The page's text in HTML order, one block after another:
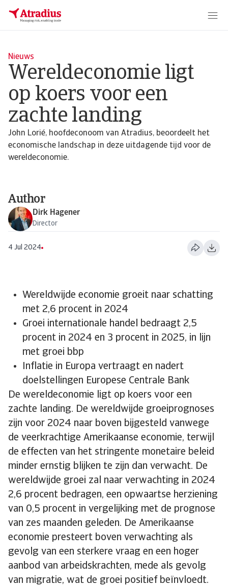
Nieuws
Wereldeconomie ligt
op koers voor een
zachte landing
John Lorié, hoofdeconoom van Atradius, beoordeelt het
economische landschap in deze uitdagende tijd voor de
wereldeconomie.
Author
Dirk Hagener
Director
4 Jul 2024
Wereldwijde economie groeit naar schatting
met 2,6 procent in 2024
Groei internationale handel bedraagt 2,5
procent in 2024 en 3 procent in 2025, in lijn
met groei bbp
Inflatie in Europa vertraagt en nadert
doelstellingen Europese Centrale Bank
De wereldeconomie ligt op koers voor een
zachte landing. De wereldwijde groeiprognoses
zijn voor 2024 naar boven bijgesteld vanwege
de veerkrachtige Amerikaanse economie, terwijl
de effecten van het stringente monetaire beleid
minder ernstig blijken te zijn dan verwacht. De
wereldwijde groei zal naar verwachting in 2024
2,6 procent bedragen, een opwaartse herziening
van 0,5 procent in vergelijking met de prognose
van zes maanden geleden. De Amerikaanse
economie presteert boven verwachting als
gevolg van een sterkere vraag en een hoger
aanbod van arbeidskrachten, mede als gevolg
van migratie, wat de groei positief beïnvloedt.